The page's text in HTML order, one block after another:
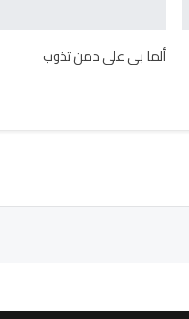
ألما بى على دمن تذوب